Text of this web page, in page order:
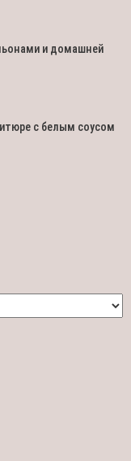
и домашней
с белым соусом